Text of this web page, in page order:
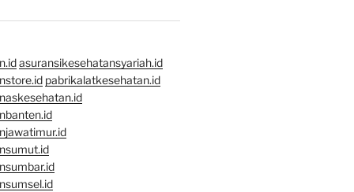
asuransikesehatansyariah.id
pabrikalatkesehatan.id